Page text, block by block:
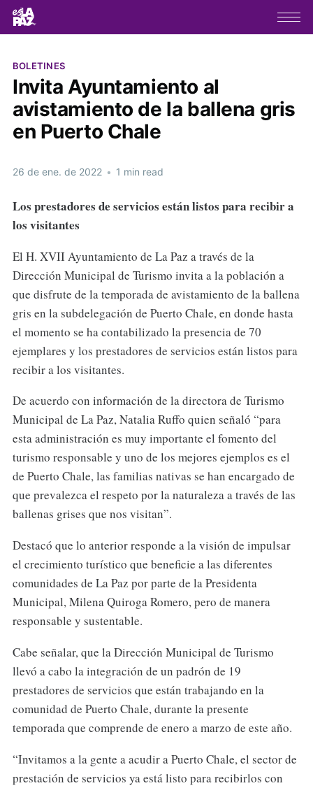
BOLETINES
Invita Ayuntamiento al
avistamiento de la ballena gris
en Puerto Chale
26 de ene. de 2022 • 1 min read
Los prestadores de servicios están listos para recibir a
los visitantes
El H. XVII Ayuntamiento de La Paz a través de la
Dirección Municipal de Turismo invita a la población a
que disfrute de la temporada de avistamiento de la ballena
gris en la subdelegación de Puerto Chale, en donde hasta
el momento se ha contabilizado la presencia de 70
ejemplares y los prestadores de servicios están listos para
recibir a los visitantes.
De acuerdo con información de la directora de Turismo
Municipal de La Paz, Natalia Ruffo quien señaló “para
esta administración es muy importante el fomento del
turismo responsable y uno de los mejores ejemplos es el
de Puerto Chale, las familias nativas se han encargado de
que prevalezca el respeto por la naturaleza a través de las
ballenas grises que nos visitan”.
Destacó que lo anterior responde a la visión de impulsar
el crecimiento turístico que beneficie a las diferentes
comunidades de La Paz por parte de la Presidenta
Municipal, Milena Quiroga Romero, pero de manera
responsable y sustentable.
Cabe señalar, que la Dirección Municipal de Turismo
llevó a cabo la integración de un padrón de 19
prestadores de servicios que están trabajando en la
comunidad de Puerto Chale, durante la presente
temporada que comprende de enero a marzo de este año.
“Invitamos a la gente a acudir a Puerto Chale, el sector de
prestación de servicios ya está listo para recibirlos con